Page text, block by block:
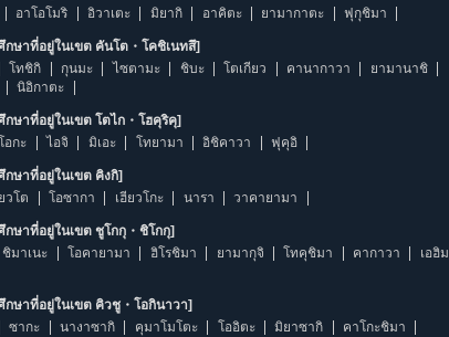
อาโอโมริ อิวาเตะ มิยากิ อาคิตะ ยามากาตะ ฟุกุชิมา
กษาที่อยู่ในเขต คันโต・โคชิเนทสึ]
โทชิกิ กุนมะ ไซตามะ ชิบะ โตเกียว คานากาวา
ยามานาชิ
นิอิกาตะ
กษาที่อยู่ในเขต โตไก・โฮคุริคุ]
อกะ ไอจิ มิเอะ โทยามา อิชิคาวา ฟุคุอิ
กษาที่อยู่ในเขต คิงกิ]
วโต โอซากา เฮียวโกะ นารา วาคายามา
กษาที่อยู่ในเขต ชูโกกุ・ชิโกกุ]
ชิมาเนะ โอคายามา ฮิโรชิมา ยามากุจิ โทคุชิมา คากาวา
เอฮิ
กษาที่อยู่ในเขต คิวชู・โอกินาวา]
ซากะ นางาซากิ คุมาโมโตะ โออิตะ มิยาซากิ
คาโกะชิมา